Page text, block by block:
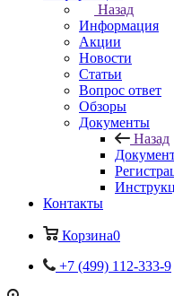
Назад
Информация
Акции
Новости
Статьи
Вопрос ответ
Обзоры
Документы
Назад
Контакты
Корзина0
+7 (499) 112-333-9